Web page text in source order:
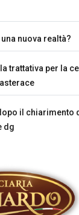
nuova realtà?
trattativa per la
il chiarimento
dg